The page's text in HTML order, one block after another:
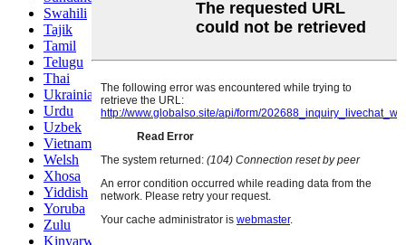
Swahili
Tajik
Tamil
Telugu
Thai
Ukrainian
Urdu
Uzbek
Vietnamese
Welsh
Xhosa
Yiddish
Yoruba
Zulu
Kinyarwanda